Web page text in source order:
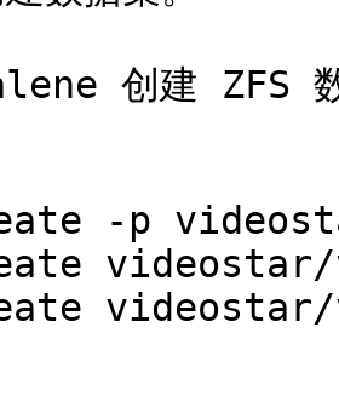
创建 ZFS
-p
videostar/
videostar/